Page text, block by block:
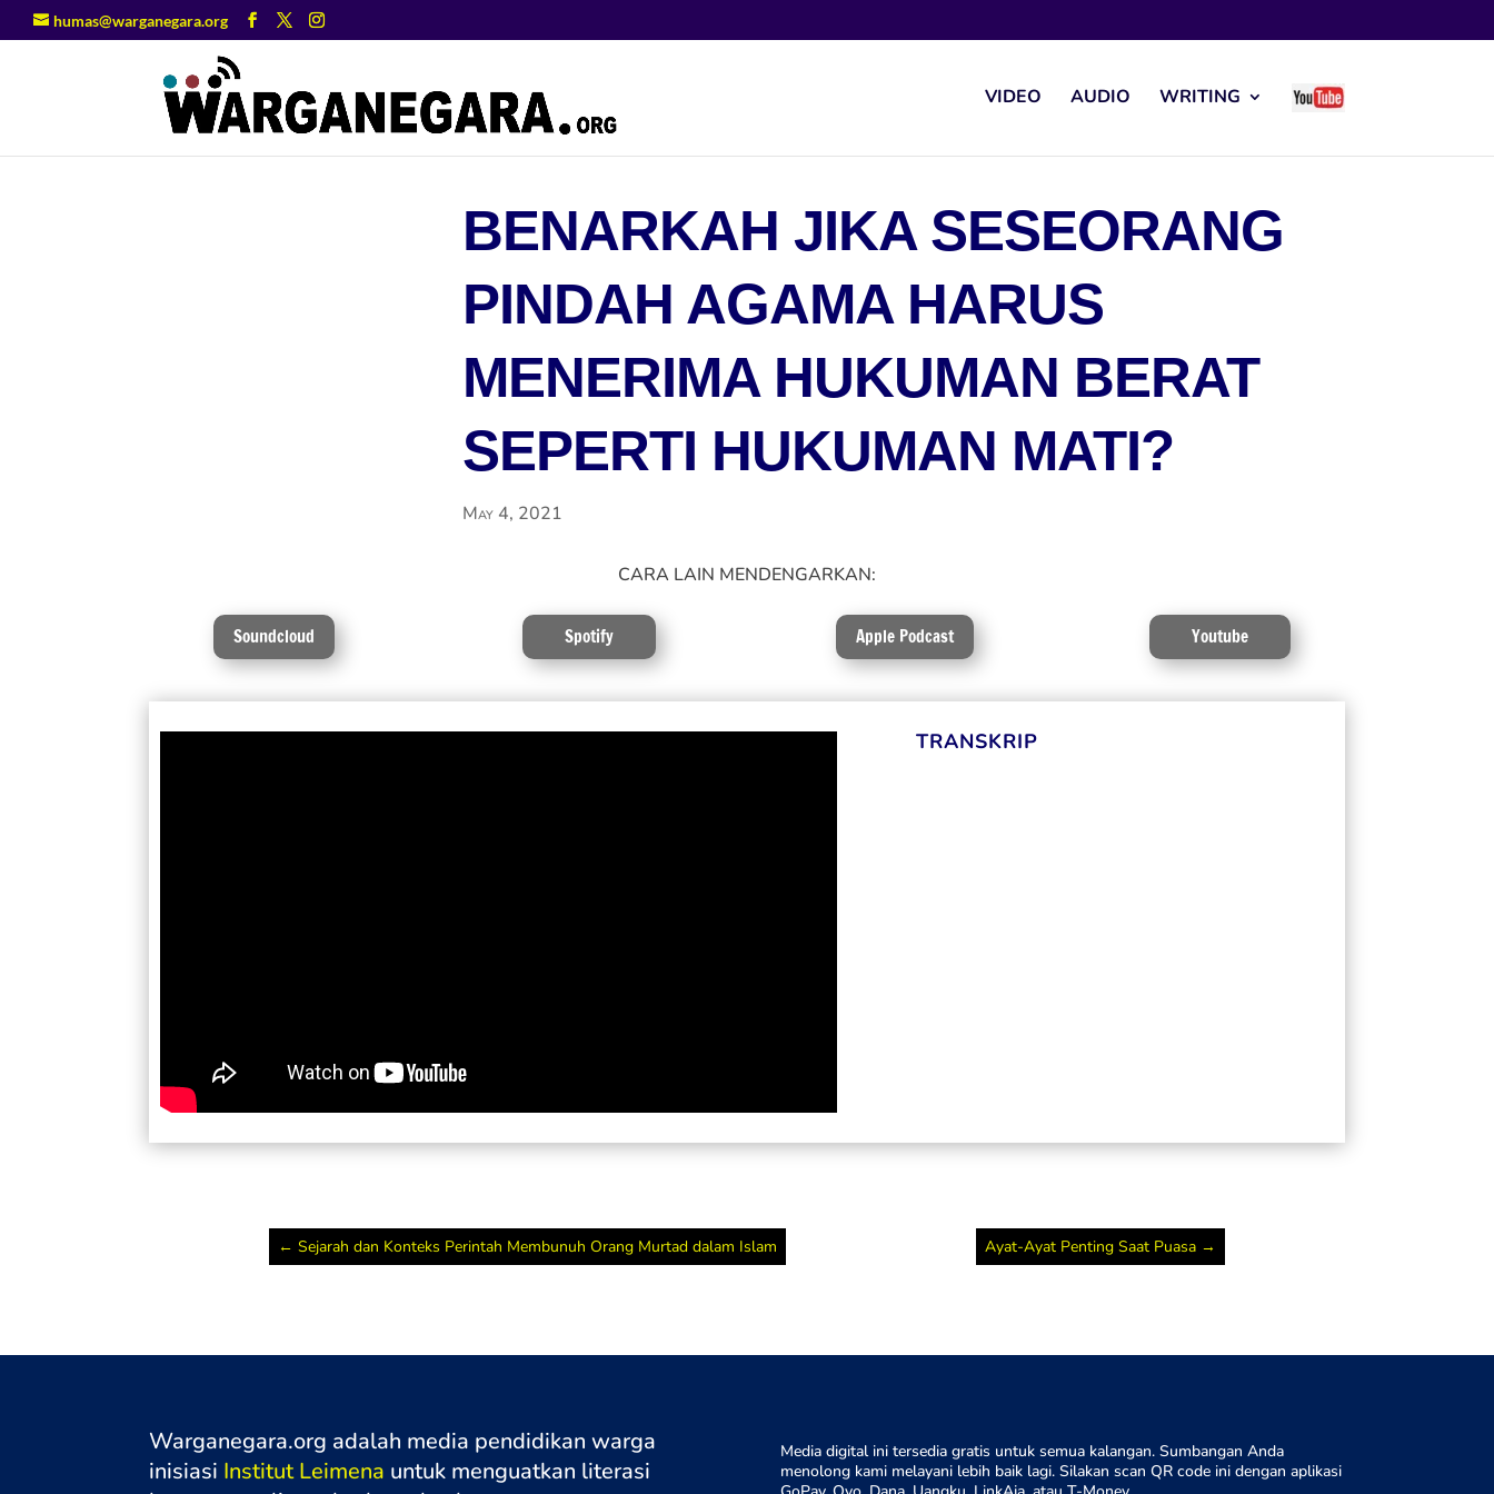
humas@warganegara.org
VIDEO AUDIO WRITING
BENARKAH JIKA SESEORANG
PINDAH AGAMA HARUS
MENERIMA HUKUMAN BERAT
SEPERTI HUKUMAN MATI?
May 4, 2021
CARA LAIN MENDENGARKAN:
Soundcloud Spotify Apple Podcast Youtube
TRANSKRIP
← Sejarah dan Konteks Perintah Membunuh Orang Murtad dalam Islam Ayat-Ayat Penting Saat Puasa →
Warganegara.org adalah media pendidikan warga
inisiasi Institut Leimena untuk menguatkan literasi
Media digital ini tersedia gratis untuk semua kalangan. Sumbangan Anda
menolong kami melayani lebih baik lagi. Silakan scan QR code ini dengan aplikasi